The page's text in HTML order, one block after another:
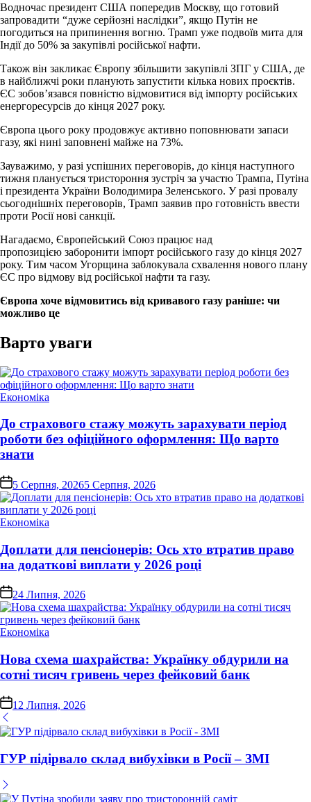
Водночас президент США попередив Москву, що готовий
запровадити “дуже серйозні наслідки”, якщо Путін не
погодиться на припинення вогню. Трамп уже подвоїв мита для
Індії до 50% за закупівлі російської нафти.
Також він закликає Європу збільшити закупівлі ЗПГ у США, де
в найближчі роки планують запустити кілька нових проєктів.
ЄС зобов’язався повністю відмовитися від імпорту російських
енергоресурсів до кінця 2027 року.
Європа цього року продовжує активно поповнювати запаси
газу, які нині заповнені майже на 73%.
Зауважимо, у разі успішних переговорів, до кінця наступного
тижня планується тристороння зустріч за участю Трампа, Путіна
і президента України Володимира Зеленського. У разі провалу
сьогоднішніх переговорів, Трамп заявив про готовність ввести
проти Росії нові санкції.
Нагадаємо, Європейський Союз працює над
пропозицією заборонити імпорт російського газу до кінця 2027
року. Тим часом Угорщина заблокувала схвалення нового плану
ЄС про відмову від російської нафти та газу.
Європа хоче відмовитись від кривавого газу раніше: чи
можливо це
Варто уваги
Опублікувати
Економіка
До страхового стажу можуть зарахувати період
роботи без офіційного оформлення: Що варто
знати
on 5 Серпня, 20265 Серпня, 2026
Опублікувати
Економіка
Доплати для пенсіонерів: Ось хто втратив право
на додаткові виплати у 2026 році
on 24 Липня, 2026
Опублікувати
Економіка
Нова схема шахрайства: Українку обдурили на
сотні тисяч гривень через фейковий банк
on 12 Липня, 2026
ГУР підірвало склад вибухівки в Росії – ЗМІ